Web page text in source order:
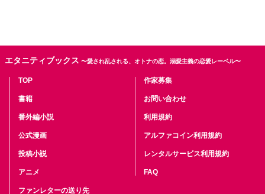
エタニティブックス 〜愛され乱される、オトナの恋。溺愛主義の恋愛レーベル〜
TOP
書籍
番外編小説
公式漫画
投稿小説
アニメ
ファンレターの送り先
作家募集
お問い合わせ
利用規約
アルファコイン利用規約
レンタルサービス利用規約
FAQ